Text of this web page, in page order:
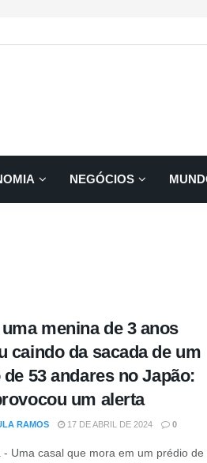
NEGÓCIOS
menina de 3 anos
caindo da sacada de um
53 andares no Japão:
um alerta
RAMOS 17 DE ABRIL DE 2024 0
- Uma casal que mora em um prédio de